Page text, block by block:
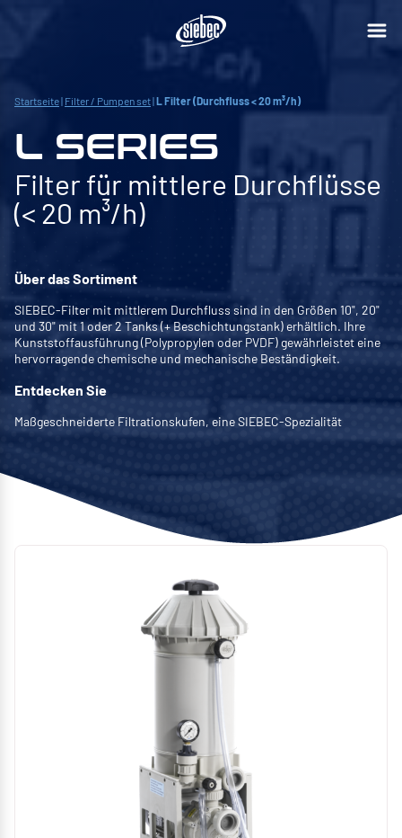
Startseite| Filter / Pumpen set|L Filter (Durchfluss < 20 m³/h)
L SERIES
Filter für mittlere Durchflüsse
(< 20 m³/h)
Über das Sortiment
SIEBEC-Filter mit mittlerem Durchfluss sind in den Größen 10", 20"
und 30" mit 1 oder 2 Tanks (+ Beschichtungstank) erhältlich. Ihre
Kunststoffausführung (Polypropylen oder PVDF) gewährleistet eine
hervorragende chemische und mechanische Beständigkeit.
Entdecken Sie
Maßgeschneiderte Filtrationskufen, eine SIEBEC-Spezialität